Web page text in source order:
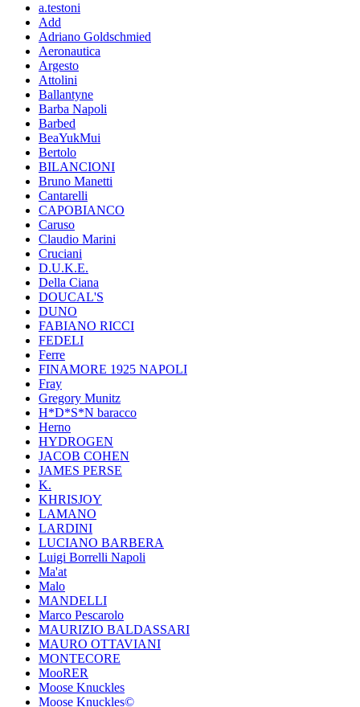
a.testoni
Add
Adriano Goldschmied
Aeronautica
Argesto
Attolini
Ballantyne
Barba Napoli
Barbed
BeaYukMui
Bertolo
BILANCIONI
Bruno Manetti
Cantarelli
CAPOBIANCO
Caruso
Claudio Marini
Cruciani
D.U.K.E.
Della Ciana
DOUCAL'S
DUNO
FABIANO RICCI
FEDELI
Ferre
FINAMORE 1925 NAPOLI
Fray
Gregory Munitz
H*D*S*N baracco
Herno
HYDROGEN
JACOB COHEN
JAMES PERSE
K.
KHRISJOY
LAMANO
LARDINI
LUCIANO BARBERA
Luigi Borrelli Napoli
Ma'at
Malo
MANDELLI
Marco Pescarolo
MAURIZIO BALDASSARI
MAURO OTTAVIANI
MONTECORE
MooRER
Moose Knuckles
Moose Knuckles©️